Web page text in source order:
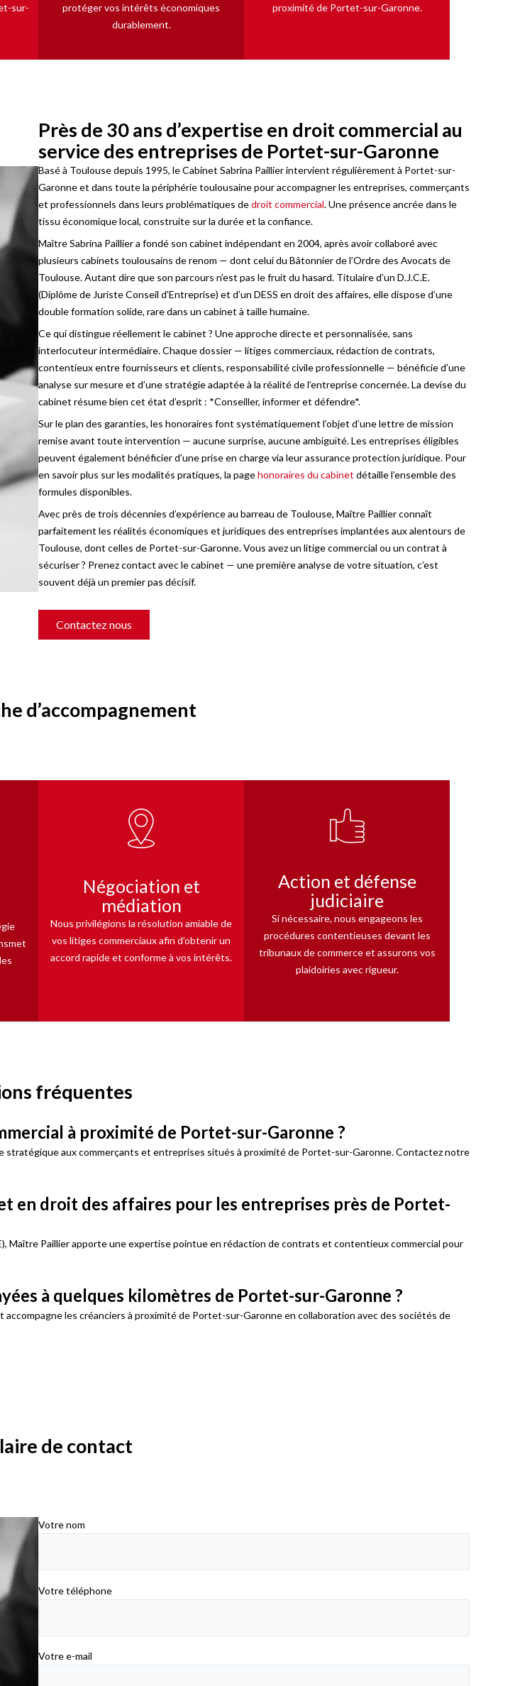
sur-
protéger vos intérêts économiques
durablement.
proximité de Portet-sur-Garonne.
Près de 30 ans d’expertise en droit commercial au
service des entreprises de Portet-sur-Garonne
Basé à Toulouse depuis 1995, le Cabinet Sabrina Paillier intervient régulièrement à Portet-sur-
Garonne et dans toute la périphérie toulousaine pour accompagner les entreprises, commerçants
et professionnels dans leurs problématiques dedroit commercial. Une présence ancrée dans le
tissu économique local, construite sur la durée et la confiance.
Maître Sabrina Paillier a fondé son cabinet indépendant en 2004, après avoir collaboré avec
plusieurs cabinets toulousains de renom — dont celui du Bâtonnier de l’Ordre des Avocats de
Toulouse. Autant dire que son parcours n’est pas le fruit du hasard. Titulaire d’un D.J.C.E.
(Diplôme de Juriste Conseil d’Entreprise) et d’un DESS en droit des affaires, elle dispose d’une
double formation solide, rare dans un cabinet à taille humaine.
Ce qui distingue réellement le cabinet ? Une approche directe et personnalisée, sans
interlocuteur intermédiaire. Chaque dossier — litiges commerciaux, rédaction de contrats,
contentieux entre fournisseurs et clients, responsabilité civile professionnelle — bénéficie d’une
analyse sur mesure et d’une stratégie adaptée à la réalité de l’entreprise concernée. La devise du
cabinet résume bien cet état d’esprit : *Conseiller, informer et défendre*.
Sur le plan des garanties, les honoraires font systématiquement l’objet d’une lettre de mission
remise avant toute intervention — aucune surprise, aucune ambiguïté. Les entreprises éligibles
peuvent également bénéficier d’une prise en charge via leur assurance protection juridique. Pour
en savoir plus sur les modalités pratiques, la pagehonoraires du cabinet détaille l’ensemble des
formules disponibles.
Avec près de trois décennies d’expérience au barreau de Toulouse, Maître Paillier connaît
parfaitement les réalités économiques et juridiques des entreprises implantées aux alentours de
Toulouse, dont celles de Portet-sur-Garonne. Vous avez un litige commercial ou un contrat à
sécuriser ? Prenez contact avec le cabinet — une première analyse de votre situation, c’est
souvent déjà un premier pas décisif.
Contactez nous
d’accompagnement
Négociation et
médiation
Nous privilégions la résolution amiable de
vos litiges commerciaux afin d’obtenir un
accord rapide et conforme à vos intérêts.
Action et défense
judiciaire
Si nécessaire, nous engageons les
procédures contentieuses devant les
tribunaux de commerce et assurons vos
plaidoiries avec rigueur.
fréquentes
à proximité de Portet-sur-Garonne ?
stratégique aux commerçants et entreprises situés à proximité de Portet-sur-Garonne. Contactez notre
en droit des affaires pour les entreprises près de Portet-
Maître Paillier apporte une expertise pointue en rédaction de contrats et contentieux commercial pour
à quelques kilomètres de Portet-sur-Garonne ?
les créanciers à proximité de Portet-sur-Garonne en collaboration avec des sociétés de
de contact
Votre nom
Votre téléphone
Votre e-mail